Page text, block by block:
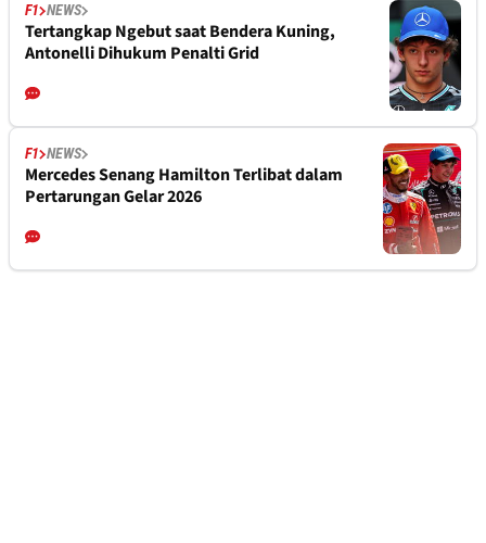
F1 NEWS
Tertangkap Ngebut saat Bendera Kuning,
Antonelli Dihukum Penalti Grid
F1 NEWS
Mercedes Senang Hamilton Terlibat dalam
Pertarungan Gelar 2026